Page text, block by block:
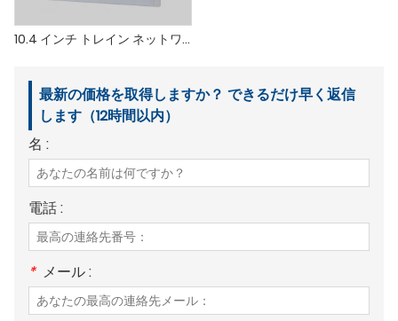
10.4 インチ トレイン ネットワーク コントロール ディスプレイ
最新の価格を取得しますか？ できるだけ早く返信
します（12時間以内）
名 :
電話 :
* メール :